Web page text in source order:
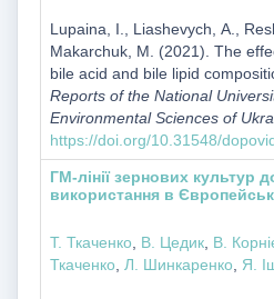
Lupaina, І., Liashevych, А.,
Makarchuk, М. (2021). The
bile acid and bile lipid
Reports of the National
Environmental Sciences of
https://doi.org/10.31548/
ГМ-лінії зернових культур
використання в
Т. Ткаченко, В. Цедик, В.
Ткаченко, Л. Шинкаренко, Я.